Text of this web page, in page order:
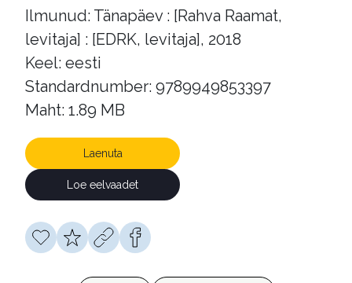
Ilmunud: Tänapäev : [Rahva Raamat,
levitaja] : [EDRK, levitaja], 2018
Keel: eesti
Standardnumber: 9789949853397
Maht: 1.89 MB
Laenuta
Loe eelvaadet